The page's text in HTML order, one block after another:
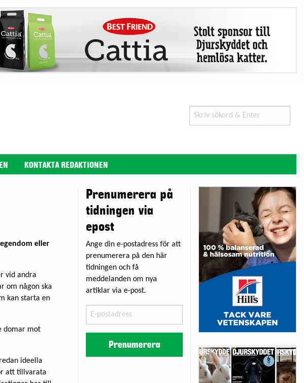
Search
for:
KONTAKTA REDAKTIONEN
eller
vid andra
om någon ska
kan starta en
domar mot
ideella
att tillvarata
Prenumerera på
tidningen via
epost
Ange din e-postadress för att
prenumerera på den här
tidningen och få
meddelanden om nya
artiklar via e-post.
postadress
Prenumerera